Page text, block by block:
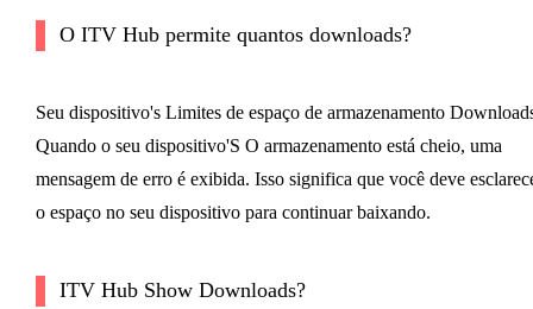
O ITV Hub permite quantos downloads?
Seu dispositivo's Limites de espaço de armazenamento
Quando o seu dispositivo'S O armazenamento está cheio, uma
mensagem de erro é exibida. Isso significa que você deve
o espaço no seu dispositivo para continuar baixando.
ITV Hub Show Downloads?